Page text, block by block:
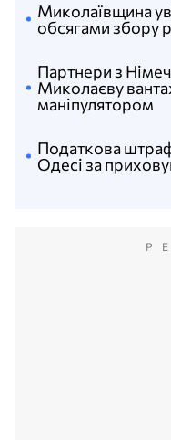
Податкова
Одесі за
Партнери з
Миколаєву
маніпулятором
Миколаївщина
обсягами збору